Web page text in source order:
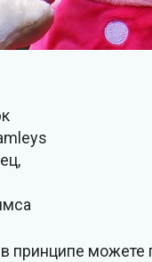
принципе можете